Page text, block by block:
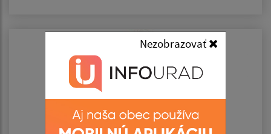
Nezobrazovať